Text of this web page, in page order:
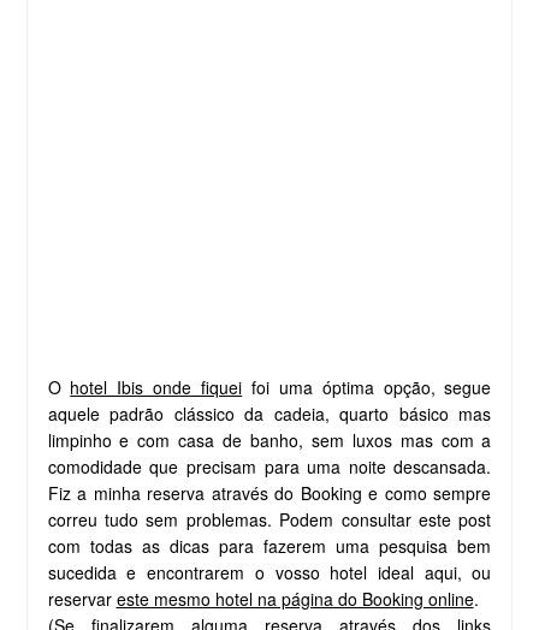
O hotel Ibis onde fiquei foi uma óptima opção, segue
aquele padrão clássico da cadeia, quarto básico mas
limpinho e com casa de banho, sem luxos mas com a
comodidade que precisam para uma noite descansada.
Fiz a minha reserva através do Booking e como sempre
correu tudo sem problemas. Podem consultar este post
com todas as dicas para fazerem uma pesquisa bem
sucedida e encontrarem o vosso hotel ideal aqui, ou
reservar este mesmo hotel na página do Booking online.
(Se finalizarem alguma reserva através dos links